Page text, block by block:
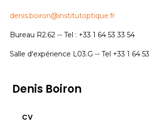
la
denis.boiron@institutoptique.fr
Bureau R2.62 -- Tel : +33 1 64 53 33 54
Salle d'expérience L03.G -- Tel +33 1 64
Denis Boiron
CV